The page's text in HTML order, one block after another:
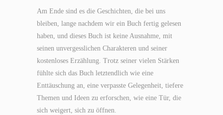
Am Ende sind es die Geschichten, die bei uns
bleiben, lange nachdem wir ein Buch fertig gelesen
haben, und dieses Buch ist keine Ausnahme, mit
seinen unvergesslichen Charakteren und seiner
kostenloses Erzählung. Trotz seiner vielen Stärken
fühlte sich das Buch letztendlich wie eine
Enttäuschung an, eine verpasste Gelegenheit, tiefere
Themen und Ideen zu erforschen, wie eine Tür, die
sich weigert, sich zu öffnen.